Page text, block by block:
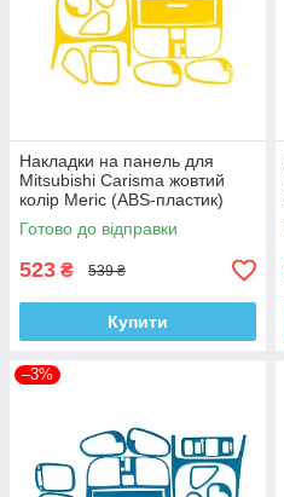
Накладки на панель для
Mitsubishi Carisma жовтий
колір Meric (ABS-пластик)
Готово до відправки
523 ₴ 539 ₴
Купити
–3%